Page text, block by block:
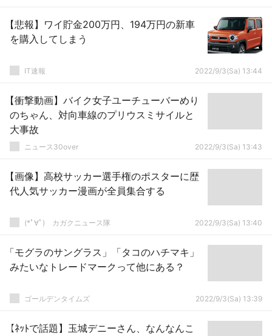
【悲報】ワイ貯金200万円、194万円の新車
を購入してしまう
IT速報 2022/9/3(Sa) 13:44
【衝撃動画】バイク女子ユーチューバーめり
のちゃん、対向車線のプリウスミサイルと
大事故
ニュース30over 2022/9/3(Sa) 13:43
【画像】高校サッカー選手権のポスターに歴
代人気サッカー漫画が全員集合する
(*ﾟ∀ﾟ)ゞカガクニュース隊 2022/9/3(Sa) 13:40
「モグラのサングラス」「タコのハチマキ」
みたいなトレードマークって他にある？
ゴールデンタイムズ 2022/9/3(Sa) 13:39
【ﾈｯﾄで話題】玉城デニーさん、なんなんこ